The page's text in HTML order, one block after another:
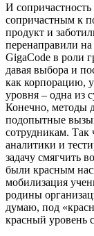
И
сопричастным к
продукт и
перенаправили на
GigaCode в роли
давая выбора и
как корпорацию,
уровня – одна из
Конечно, методы
подопытные
сотрудникам. Так
аналитики и
задачу смягчить
были красным
мобилизация
родины
думаю, под
красный уровень